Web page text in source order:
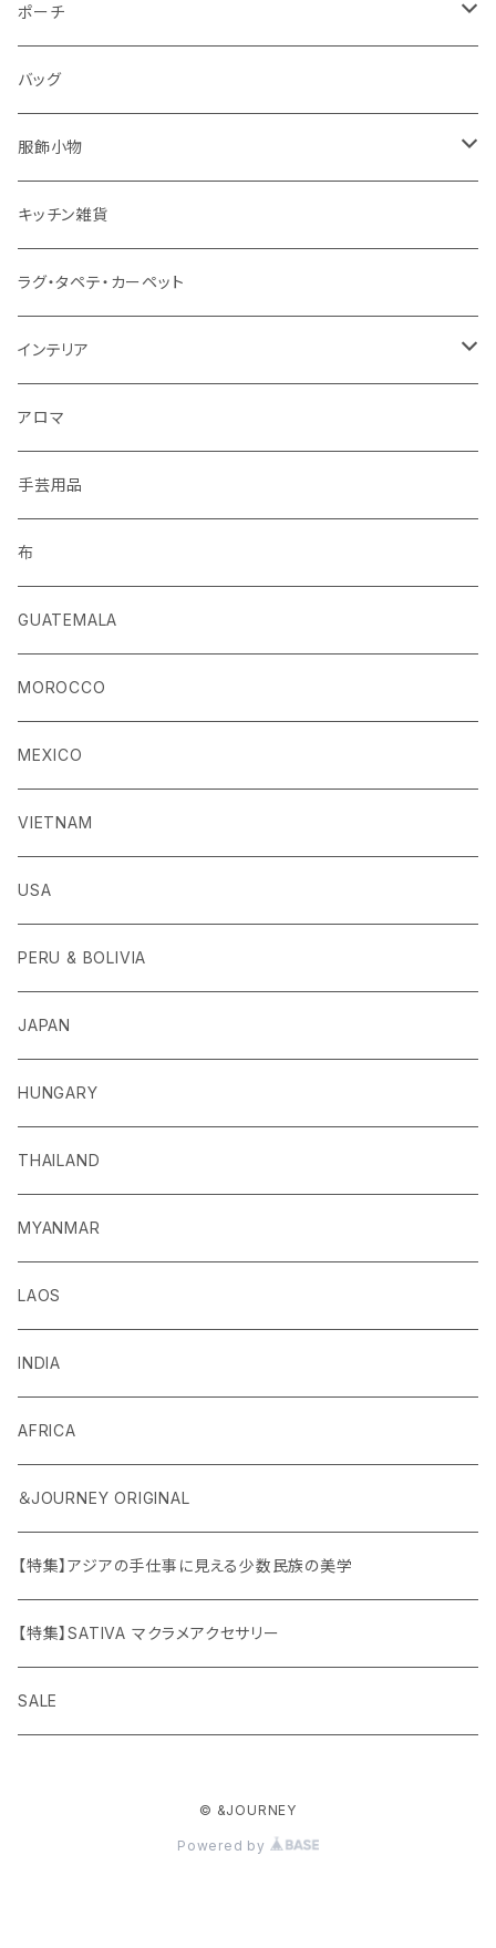
ポーチ
パソコンケース
バッグ
服飾小物
ストール
ベルト
キーホルダー
手袋
キッチン雑貨
ラグ・タペテ・カーペット
インテリア
クッションカバー
アロマ
手芸用品
布
GUATEMALA
MOROCCO
MEXICO
VIETNAM
USA
PERU & BOLIVIA
JAPAN
HUNGARY
THAILAND
MYANMAR
LAOS
INDIA
AFRICA
＆JOURNEY ORIGINAL
【特集】アジアの手仕事に見える少数民族の美学
【特集】SATIVA マクラメアクセサリー
SALE
© &JOURNEY
Powered by